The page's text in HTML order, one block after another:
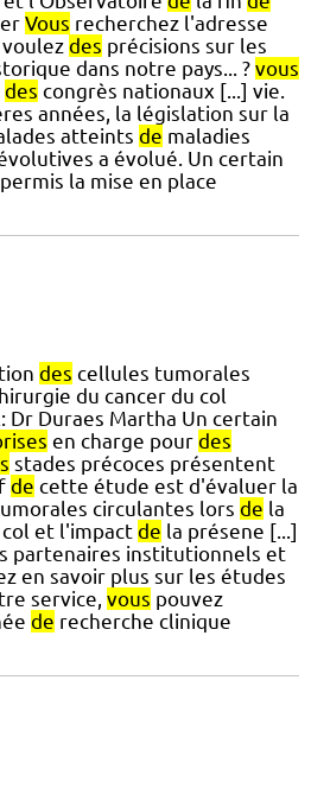
Vous recherchez l'adresse
voulez des précisions sur les
dans notre pays... ? vous
des congrès nationaux [...] vie.
années, la législation sur la
atteints de maladies
a évolué. Un certain
la mise en place
des cellules tumorales
du cancer du col
Duraes Martha Un certain
en charge pour des
stades précoces présentent
de cette étude est d'évaluer la
circulantes lors de la
et l'impact de la présene [...]
partenaires institutionnels et
en savoir plus sur les études
service, vous pouvez
de recherche clinique